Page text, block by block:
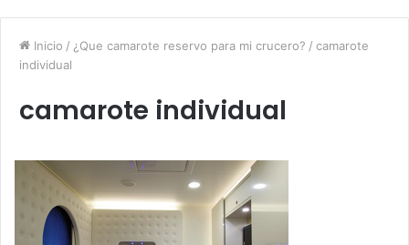
Inicio / ¿Que camarote reservo para mi crucero? / camarote
individual
camarote individual